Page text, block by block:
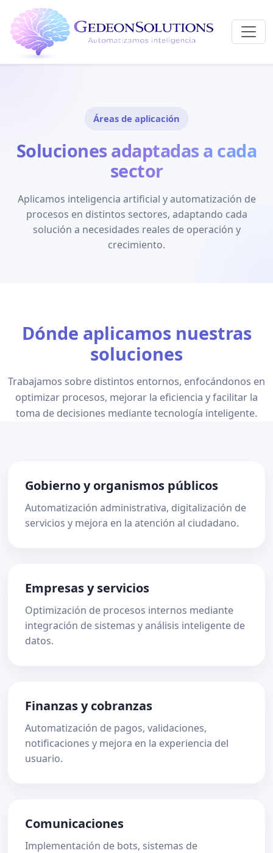
Áreas de aplicación
Soluciones adaptadas a cada
sector
Aplicamos inteligencia artificial y automatización de
procesos en distintos sectores, adaptando cada
solución a necesidades reales de operación y
crecimiento.
Dónde aplicamos nuestras
soluciones
Trabajamos sobre distintos entornos, enfocándonos en
optimizar procesos, mejorar la eficiencia y facilitar la
toma de decisiones mediante tecnología inteligente.
Gobierno y organismos públicos
Automatización administrativa, digitalización de
servicios y mejora en la atención al ciudadano.
Empresas y servicios
Optimización de procesos internos mediante
integración de sistemas y análisis inteligente de
datos.
Finanzas y cobranzas
Automatización de pagos, validaciones,
notificaciones y mejora en la experiencia del
usuario.
Comunicaciones
Implementación de bots, sistemas de